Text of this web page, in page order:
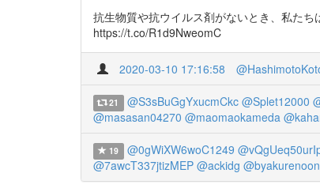
抗生物質や抗ウイルス剤がないとき、私た
https://t.co/R1d9NweomC
2020-03-10 17:16:58
21 @S3sBuGgYxucmCkc @Splet12000
@masasan04270 @maomaokameda
19 @0gWiXW6woC1249
@7awcT337jtizMEP @ackidg